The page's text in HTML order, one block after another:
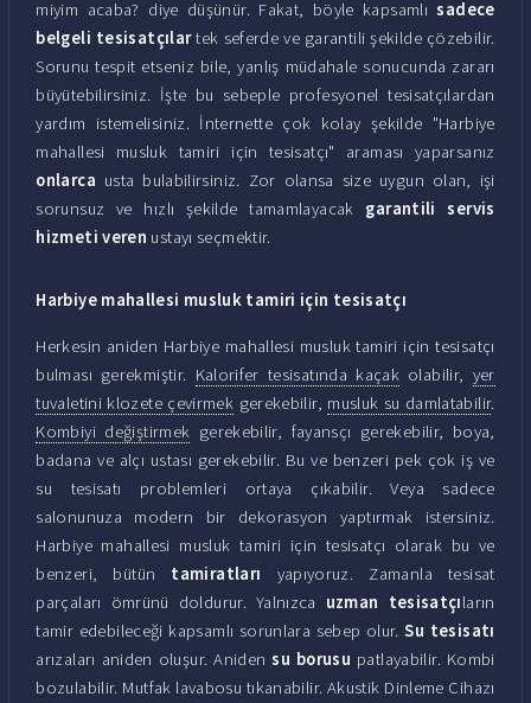
miyim acaba? diye düşünür. Fakat, böyle kapsamlısadece
belgeli tesisatçılartek seferde ve garantili şekilde çözebilir.
Sorunu tespit etseniz bile, yanlış müdahale sonucunda zararı
büyütebilirsiniz. İşte bu sebeple profesyonel tesisatçılardan
yardım istemelisiniz. İnternette çok kolay şekilde "Harbiye
mahallesi musluk tamiri için tesisatçı" araması yaparsanız
onlarca usta bulabilirsiniz. Zor olansa size uygun olan, işi
sorunsuz ve hızlı şekilde tamamlayacak garantili servis
hizmeti veren ustayı seçmektir.
Harbiye mahallesi musluk tamiri için tesisatçı
Herkesin aniden Harbiye mahallesi musluk tamiri için tesisatçı
bulması gerekmiştir. Kalorifer tesisatında kaçakolabilir, yer
tuvaletini klozete çevirmek gerekebilir, musluk su damlatabilir.
Kombiyi değiştirmek gerekebilir, fayansçı gerekebilir, boya,
badana ve alçı ustası gerekebilir. Bu ve benzeri pek çok iş ve
su tesisatı problemleri ortaya çıkabilir. Veya sadece
salonunuza modern bir dekorasyon yaptırmak istersiniz.
Harbiye mahallesi musluk tamiri için tesisatçı olarak bu ve
benzeri, bütün tamiratları yapıyoruz. Zamanla tesisat
parçaları ömrünü doldurur. Yalnızca uzman tesisatçıların
tamir edebileceği kapsamlı sorunlara sebep olur.Su tesisatı
arızaları aniden oluşur. Anidensu borusu patlayabilir. Kombi
bozulabilir. Mutfak lavabosu tıkanabilir. Akustik Dinleme Cihazı